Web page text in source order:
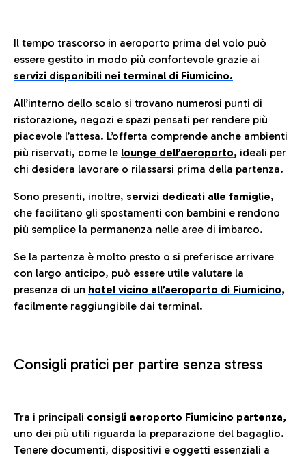
Il tempo trascorso in aeroporto prima del volo può
essere gestito in modo più confortevole grazie ai
servizi disponibili nei terminal di Fiumicino.
All’interno dello scalo si trovano numerosi punti di
ristorazione, negozi e spazi pensati per rendere più
piacevole l’attesa. L’offerta comprende anche ambienti
più riservati, come le lounge dell’aeroporto, ideali per
chi desidera lavorare o rilassarsi prima della partenza.
Sono presenti, inoltre, servizi dedicati alle famiglie,
che facilitano gli spostamenti con bambini e rendono
più semplice la permanenza nelle aree di imbarco.
Se la partenza è molto presto o si preferisce arrivare
con largo anticipo, può essere utile valutare la
presenza di un hotel vicino all’aeroporto di Fiumicino,
facilmente raggiungibile dai terminal.
Consigli pratici per partire senza stress
Tra i principali consigli aeroporto Fiumicino partenza,
uno dei più utili riguarda la preparazione del bagaglio.
Tenere documenti, dispositivi e oggetti essenziali a